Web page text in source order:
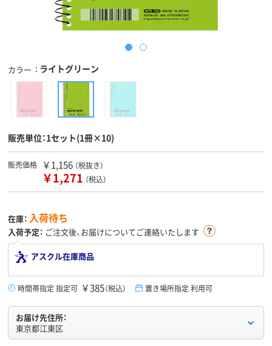
カラー ライトグリーン
販売単位：1セット(1冊×10)
販売価格 ￥1,156 （税抜き）
￥1,271 （税込）
在庫： 入荷待ち
入荷予定： ご注文後、お届けについてご連絡いたします
アスクル在庫商品
時間帯指定 指定可 ￥385（税込） 置き場所指定 利用可
お届け先住所：
東京都江東区